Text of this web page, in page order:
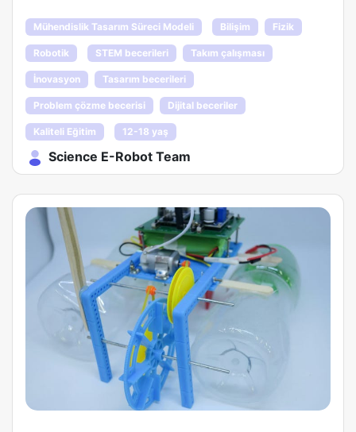
Mühendislik Tasarım Süreci Modeli Bilişim Fizik
Robotik STEM becerileri Takım çalışması
İnovasyon Tasarım becerileri
Problem çözme becerisi Dijital beceriler
Kaliteli Eğitim 12-18 yaş
Science E-Robot Team